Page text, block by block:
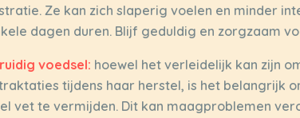
Ze kan zich slaperig voelen en minder
dagen duren. Blijf geduldig en zorgzaam
voedsel: hoewel het verleidelijk kan zijn
tijdens haar herstel, is het belangrijk
vet te vermijden. Dit kan maagproblemen